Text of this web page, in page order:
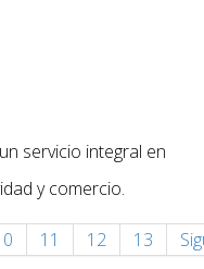
servicio integral en
y comercio.
11 12 13